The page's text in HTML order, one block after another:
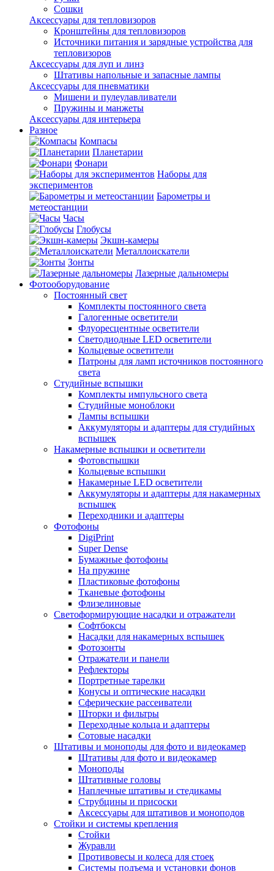
Сошки
Аксессуары для тепловизоров
Кронштейны для тепловизоров
Источники питания и зарядные устройства для
тепловизоров
Аксессуары для луп и линз
Штативы напольные и запасные лампы
Аксессуары для пневматики
Мишени и пулеулавливатели
Пружины и манжеты
Аксессуары для интерьера
Разное
Компасы
Планетарии
Фонари
Наборы для
экспериментов
Барометры и
метеостанции
Часы
Глобусы
Экшн-камеры
Металлоискатели
Зонты
Лазерные дальномеры
Фотооборудование
Постоянный свет
Комплекты постоянного света
Галогенные осветители
Флуоресцентные осветители
Светодиодные LED осветители
Кольцевые осветители
Патроны для ламп источников постоянного
света
Студийные вспышки
Комплекты импульсного света
Студийные моноблоки
Лампы вспышки
Аккумуляторы и адаптеры для студийных
вспышек
Накамерные вспышки и осветители
Фотовспышки
Кольцевые вспышки
Накамерные LED осветители
Аккумуляторы и адаптеры для накамерных
вспышек
Переходники и адаптеры
Фотофоны
DigiPrint
Super Dense
Бумажные фотофоны
На пружине
Пластиковые фотофоны
Тканевые фотофоны
Флизелиновые
Светоформирующие насадки и отражатели
Софтбоксы
Насадки для накамерных вспышек
Фотозонты
Отражатели и панели
Рефлекторы
Портретные тарелки
Конусы и оптические насадки
Сферические рассеиватели
Шторки и фильтры
Переходные кольца и адаптеры
Сотовые насадки
Штативы и моноподы для фото и видеокамер
Штативы для фото и видеокамер
Моноподы
Штативные головы
Наплечные штативы и стедикамы
Струбцины и присоски
Аксессуары для штативов и моноподов
Стойки и системы крепления
Стойки
Журавли
Противовесы и колеса для стоек
Системы подъема и установки фонов